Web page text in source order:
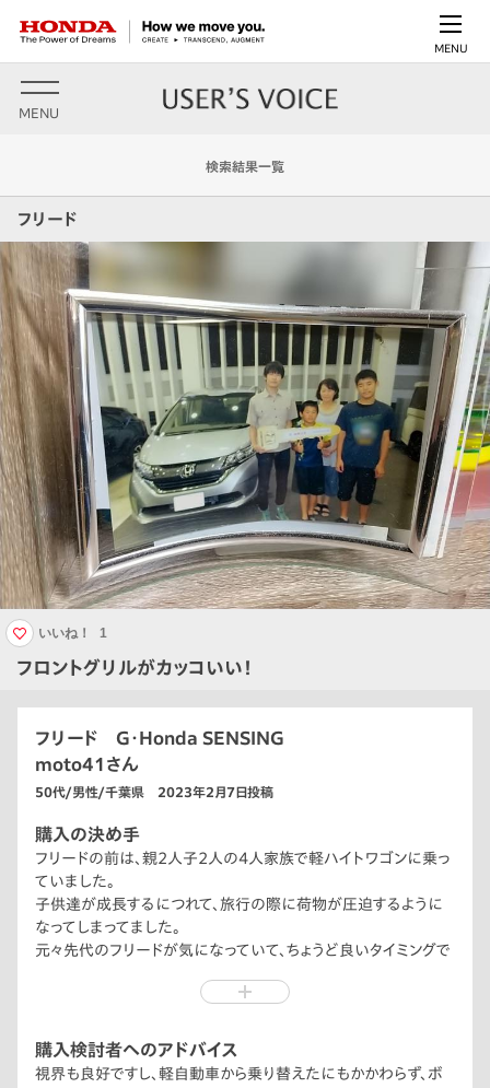
MENU
MENU
検索結果一覧
フリード
フロントグリルがカッコいい！
いいね！ 1
フリード G・Honda SENSING
moto41さん
50代/男性/千葉県 2023年2月7日投稿
購入の決め手
フリードの前は、親2人子2人の4人家族で軽ハイトワゴンに乗っ
ていました。
子供達が成長するにつれて、旅行の際に荷物が圧迫するように
なってしまってました。
元々先代のフリードが気になっていて、ちょうど良いタイミングで
購入検討者へのアドバイス
視界も良好ですし、軽自動車から乗り替えたにもかかわらず、ボ